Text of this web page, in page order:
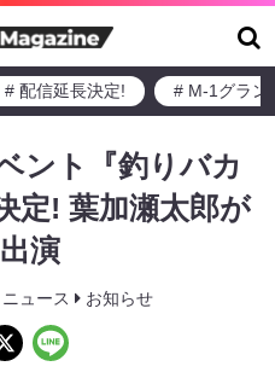
# 配信延長決定! # M-1グラン
ント『釣りバカ
定! 葉加瀬太郎が
演
ニュース お知らせ